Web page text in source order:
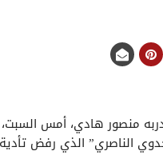
منصور هادي، أمس
الناصري” الذي رفض